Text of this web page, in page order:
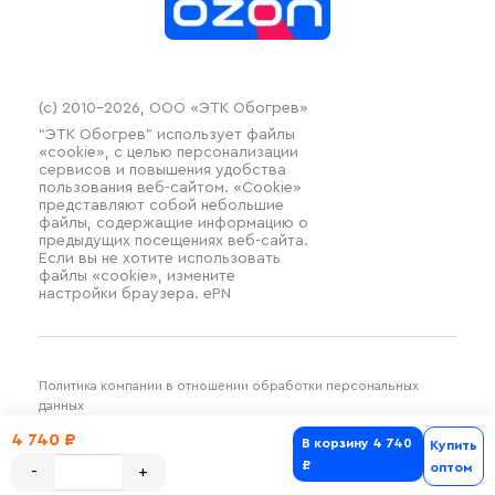
4 740 ₽ В корзину 4 740
₽
Купить
оптом
(c) 2010–2026, ООО «ЭТК Обогрев»
“ЭТК Обогрев” использует файлы
«cookie», с целью персонализации
сервисов и повышения удобства
пользования веб-сайтом. «Cookie»
представляют собой небольшие
файлы, содержащие информацию о
предыдущих посещениях веб-сайта.
Если вы не хотите использовать
файлы «cookie», измените
настройки браузера. ePN
Политика компании в отношении обработки персональных
данных